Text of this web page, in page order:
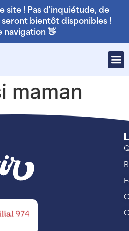
site ! Pas d'inquiétude, de
bientôt disponibles !
navigation 👋
maman